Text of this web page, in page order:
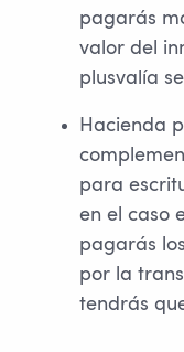
pagarás
valor del
plusvalía
Hacienda
para
en el caso
pagarás
por la
tendrás